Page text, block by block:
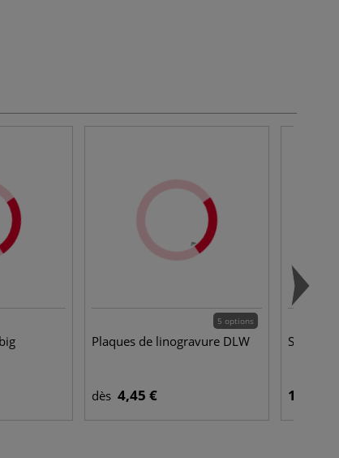
5 options
Plaques de linogravure DLW
dès 4,45 €
Set de
12,95 €